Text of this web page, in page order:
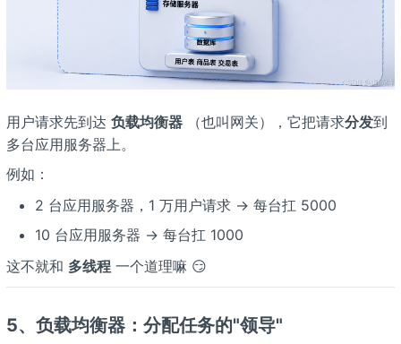
用户请求先到达 负载均衡器（也叫网关），它把请求分发到
多台应用服务器上。
例如：
2 台应用服务器，1 万用户请求 → 每台扛 5000
10 台应用服务器 → 每台扛 1000
这不就和 多线程一个道理嘛 😏
5、负载均衡器：分配任务的"领导"